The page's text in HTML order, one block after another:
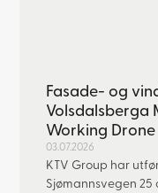
Fasade- og
Volsdalsberga
Working Drone
03.07.2026
KTV Group har
Sjømannsvegen 25